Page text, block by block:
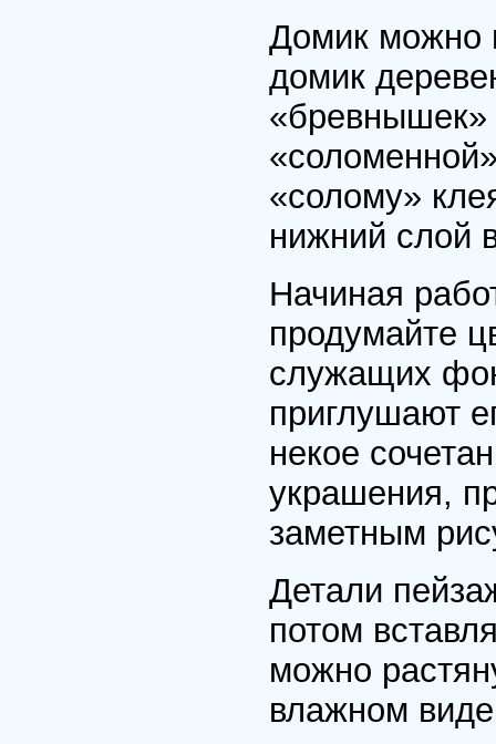
Домик можно
домик
«бревнышек»
«солому»
нижний слой
Начиная
продумайте
служащих
приглушают
некое
украшения,
заметным
Детали
потом
можно
влажном